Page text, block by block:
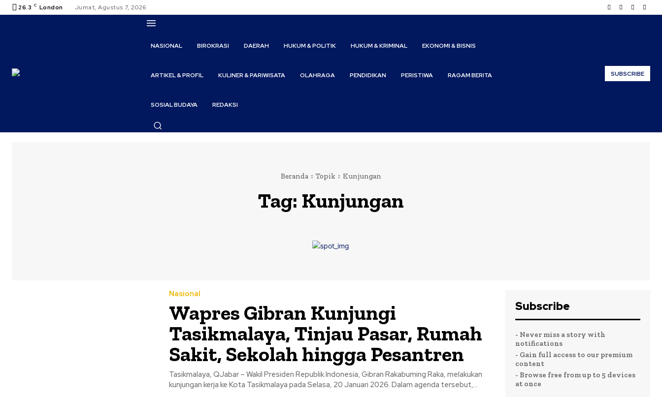
26.3 C London Jumat, Agustus 7, 2026
NASIONAL BIROKRASI DAERAH HUKUM & POLITIK HUKUM & KRIMINAL EKONOMI & BISNIS
ARTIKEL & PROFIL KULINER & PARIWISATA OLAHRAGA PENDIDIKAN PERISTIWA RAGAM BERITA
SOSIAL BUDAYA REDAKSI
SUBSCRIBE
Beranda Topik Kunjungan
Tag: Kunjungan
Nasional
Wapres Gibran Kunjungi
Tasikmalaya, Tinjau Pasar, Rumah
Sakit, Sekolah hingga Pesantren
Tasikmalaya, QJabar – Wakil Presiden Republik Indonesia, Gibran Rakabuming Raka, melakukan
kunjungan kerja ke Kota Tasikmalaya pada Selasa, 20 Januari 2026. Dalam agenda tersebut,...
Subscribe
- Never miss a story with
notifications
- Gain full access to our premium
content
- Browse free from up to 5 devices
at once